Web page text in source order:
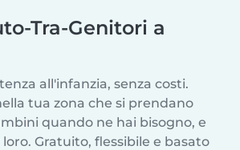
Tra-Genitori a
all'infanzia, senza costi.
tua zona che si prendano
quando ne hai bisogno, e
Gratuito, flessibile e basato